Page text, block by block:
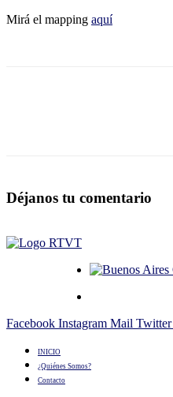
Mirá el mapping aquí
Déjanos tu comentario
Facebook Instagram Mail Twitter
INICIO
¿Quiénes Somos?
Contacto